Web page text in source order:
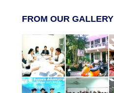
FROM OUR GALLERY